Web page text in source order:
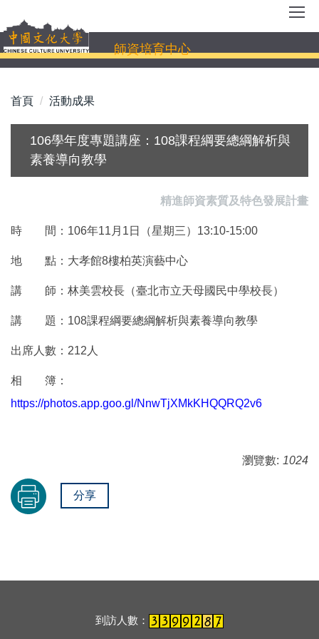
到
主
要
容
師資培育中心
首頁 活動成果
106學年度專題講座：108課程綱要總綱解析與
素養導向教學
精進師資素質及特色發展計畫
時 間：106年11月1日（星期三）13:10-15:00
地 點：大孝館8樓柏英演藝中心
講 師：林美雲校長（臺北市立天母國民中學校長）
講 題：108課程綱要總綱解析與素養導向教學
出席人數：212人
相 簿：
https://photos.app.goo.gl/NnwTjXMkKHQQRQ2v6
瀏覽數: 1024
分享
到訪人數：